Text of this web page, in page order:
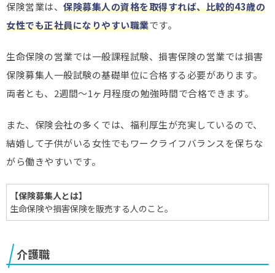
保険営業は、 保険募集人の資格を取得すれば、比較的43歳の
女性でも正社員になりやすい職業です。
生命保険の営業では一般課程試験、損害保険の営業では損害
保険募集人一般試験の基礎単位に合格する必要があります。
両者とも、2週間～1ヶ月程度の勉強時間で合格できます。
また、保険会社の多くでは、福利厚生が充実しているので、
結婚して子供がいる女性でもワークライフバランスを保ちな
がら働きやすいです。
【保険募集人とは】
生命保険や損害保険を販売する人のこと。
介護職